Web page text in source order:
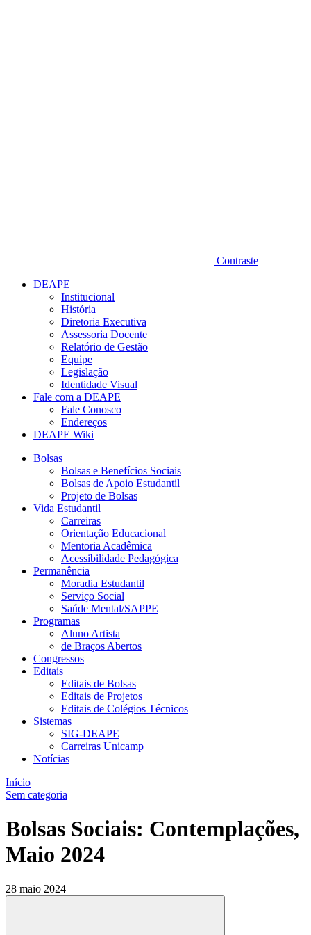
Contraste
DEAPE
Institucional
História
Diretoria Executiva
Assessoria Docente
Relatório de Gestão
Equipe
Legislação
Identidade Visual
Fale com a DEAPE
Fale Conosco
Endereços
DEAPE Wiki
Bolsas
Bolsas e Benefícios Sociais
Bolsas de Apoio Estudantil
Projeto de Bolsas
Vida Estudantil
Carreiras
Orientação Educacional
Mentoria Acadêmica
Acessibilidade Pedagógica
Permanência
Moradia Estudantil
Serviço Social
Saúde Mental/SAPPE
Programas
Aluno Artista
de Braços Abertos
Congressos
Editais
Editais de Bolsas
Editais de Projetos
Editais de Colégios Técnicos
Sistemas
SIG-DEAPE
Carreiras Unicamp
Notícias
Início
Sem categoria
Bolsas Sociais: Contemplações,
Maio 2024
28 maio 2024